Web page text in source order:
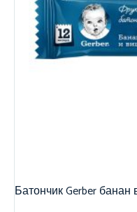
Батончик Gerber банан